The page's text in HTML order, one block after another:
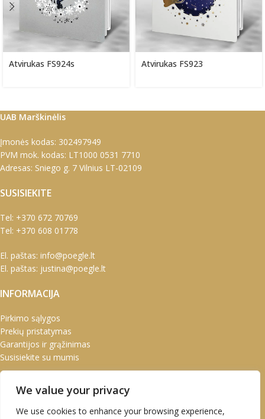
We value your privacy
We use cookies to enhance your browsing experience,
Atvirukas FS924s Atvirukas FS923
UAB Marškinėlis
Įmonės kodas: 302497949
PVM mok. kodas: LT1000 0531 7710
Adresas: Sniego g. 7 Vilnius LT-02109
SUSISIEKITE
Tel: +370 672 70769
Tel: +370 608 01778
El. paštas: info@poegle.lt
El. paštas: justina@poegle.lt
INFORMACIJA
Pirkimo sąlygos
Prekių pristatymas
Garantijos ir grąžinimas
Susisiekite su mumis
Paskyra